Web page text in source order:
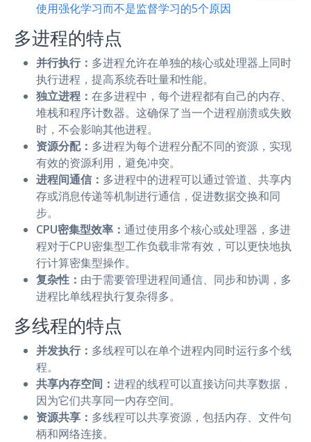
使用强化学习而不是监督学习的5个原因
多进程的特点
并行执行： 多进程允许在单独的核心或处理器上同时
执行进程，提高系统吞吐量和性能。
独立进程： 在多进程中，每个进程都有自己的内存、
堆栈和程序计数器。这确保了当一个进程崩溃或失败
时，不会影响其他进程。
资源分配： 多进程为每个进程分配不同的资源，实现
有效的资源利用，避免冲突。
进程间通信： 多进程中的进程可以通过管道、共享内
存或消息传递等机制进行通信，促进数据交换和同
步。
CPU密集型效率： 通过使用多个核心或处理器，多进
程对于CPU密集型工作负载非常有效，可以更快地执
行计算密集型操作。
复杂性： 由于需要管理进程间通信、同步和协调，多
进程比单线程执行复杂得多。
多线程的特点
并发执行： 多线程可以在单个进程内同时运行多个线
程。
共享内存空间： 进程的线程可以直接访问共享数据，
因为它们共享同一内存空间。
资源共享： 多线程可以共享资源，包括内存、文件句
柄和网络连接。